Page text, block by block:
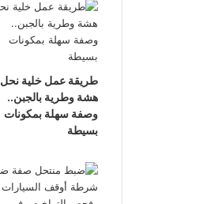
طريقة عمل خلية نحل
هشة وطرية بالجبن..
وصفة سهلة بمكونات
بسيطة